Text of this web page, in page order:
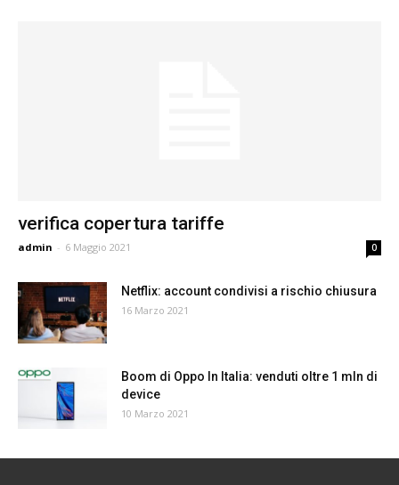
verifica copertura tariffe
admin - 6 Maggio 2021 0
Netflix: account condivisi a rischio chiusura
16 Marzo 2021
Boom di Oppo In Italia: venduti oltre 1 mln di
device
10 Marzo 2021